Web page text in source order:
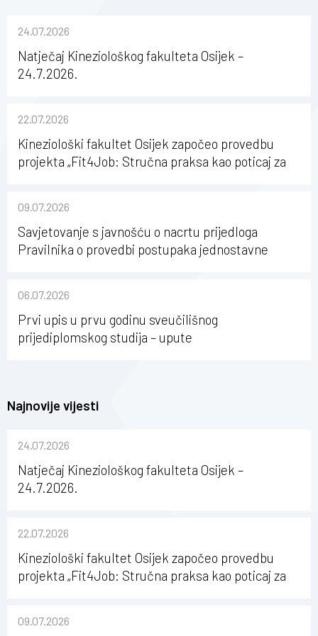
24.07.2026
Natječaj Kineziološkog fakulteta Osijek –
24.7.2026.
22.07.2026
Kineziološki fakultet Osijek započeo provedbu
projekta „Fit4Job: Stručna praksa kao poticaj za
09.07.2026
Savjetovanje s javnošću o nacrtu prijedloga
Pravilnika o provedbi postupaka jednostavne
Osijeku
06.07.2026
Prvi upis u prvu godinu sveučilišnog
prijediplomskog studija – upute
Najnovije vijesti
24.07.2026
Natječaj Kineziološkog fakulteta Osijek –
24.7.2026.
22.07.2026
Kineziološki fakultet Osijek započeo provedbu
projekta „Fit4Job: Stručna praksa kao poticaj za
09.07.2026